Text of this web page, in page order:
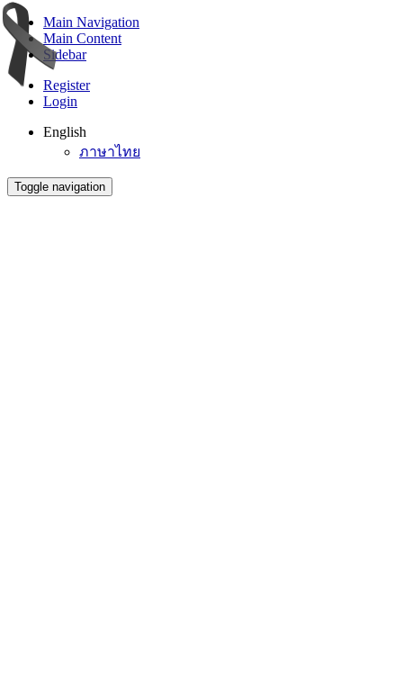
Main Navigation
Main Content
Sidebar
Register
Login
English
ภาษาไทย
Toggle navigation